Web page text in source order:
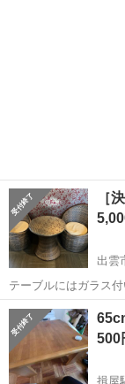
［
出雲
テーブルにはガラス
島根 出雲市
500
揖屋